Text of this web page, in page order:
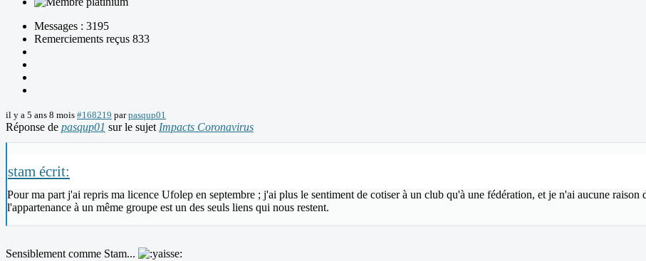
Messages : 3195
Remerciements reçus 833
il y a 5 ans 8 mois #168219 parpasqup01
Réponse de pasqup01 sur le sujet Impacts Coronavirus
stam écrit:
Pour ma part j'ai repris ma licence Ufolep en septembre ; j'ai plus le sentiment de cotiser à un club qu'à une fédération, et je n'ai aucune
l'appartenance à un même groupe est un des seuls liens qui nous restent.
Sensiblement comme Stam...